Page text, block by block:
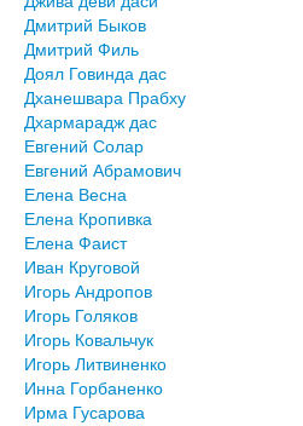
Дмитрий Быков
Дмитрий Филь
Доял Говинда дас
Дханешвара Прабху
Дхармарадж дас
Евгений Солар
Евгений Абрамович
Елена Весна
Елена Кропивка
Елена Фаист
Иван Круговой
Игорь Андропов
Игорь Голяков
Игорь Ковальчук
Игорь Литвиненко
Инна Горбаненко
Ирма Гусарова